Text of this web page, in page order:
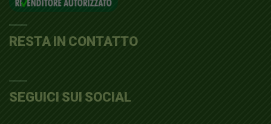
RESTA IN CONTATTO
SEGUICI SUI SOCIAL